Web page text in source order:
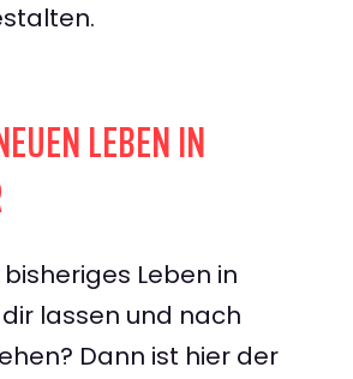
LEBEN IN
Leben in
lassen und nach
Dann ist hier der